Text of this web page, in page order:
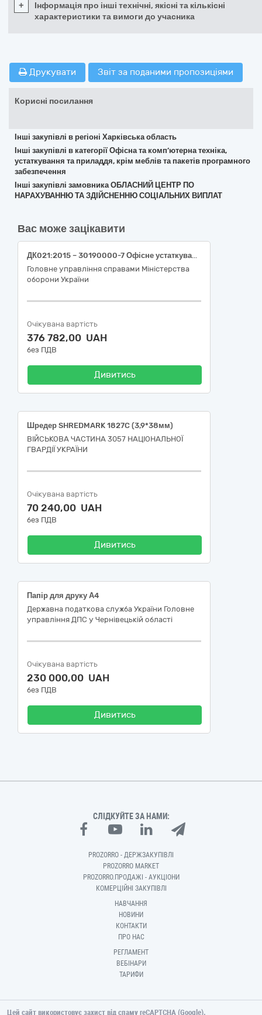
+
Інформація про інші технічні, якісні та кількісні
характеристики та вимоги до учасника
Друкувати Звіт за поданими пропозиціями
Корисні посилання
Інші закупівлі в регіоні Харківська область
Інші закупівлі в категорії Офісна та комп’ютерна техніка,
устаткування та приладдя, крім меблів та пакетів програмного
забезпечення
Інші закупівлі замовника ОБЛАСНИЙ ЦЕНТР ПО
НАРАХУВАННЮ ТА ЗДІЙСНЕННЮ СОЦІАЛЬНИХ ВИПЛАТ
Вас може зацікавити
ДК021:2015 – 30190000-7 Офісне устаткування та приладдя різне (Папір ).
Головне управління справами Міністерства
оборони України
Очікувана вартість
376 782,00 UAH
без ПДВ
Дивитись
Шредер SHREDMARK 1827C (3,9*38мм)
ВІЙСЬКОВА ЧАСТИНА 3057 НАЦІОНАЛЬНОЇ
ГВАРДІЇ УКРАЇНИ
Очікувана вартість
70 240,00 UAH
без ПДВ
Дивитись
Папір для друку А4
Державна податкова служба України Головне
управління ДПС у Чернівецькій області
Очікувана вартість
230 000,00 UAH
без ПДВ
Дивитись
СЛІДКУЙТЕ ЗА НАМИ:
PROZORRO - ДЕРЖЗАКУПІВЛІ
PROZORRO MARKET
PROZORRO.ПРОДАЖІ - АУКЦІОНИ
КОМЕРЦІЙНІ ЗАКУПІВЛІ
НАВЧАННЯ
НОВИНИ
КОНТАКТИ
ПРО НАС
РЕГЛАМЕНТ
ВЕБІНАРИ
ТАРИФИ
Цей сайт використовує захист від спаму reCAPTCHA (Google).